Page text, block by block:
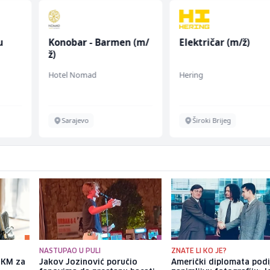
Konobar - Barmen (m/
ž)
Hotel Nomad
Sarajevo
Električar (m/ž)
Hering
Široki Brijeg
za
NASTUPAO U PULI
Jakov Jozinović poručio
ZNATE LI KO JE?
Američki diplomata